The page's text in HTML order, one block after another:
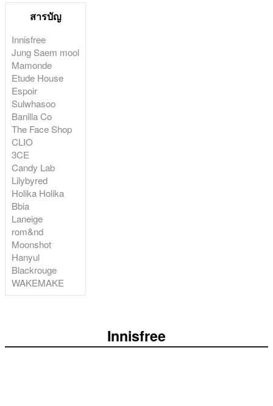
สารบัญ
Innisfree
Jung Saem mool
Mamonde
Etude House
Espoir
Sulwhasoo
Banilla Co
The Face Shop
CLIO
3CE
Candy Lab
Lilybyred
Holika Holika
Bbia
Laneige
rom&nd
Moonshot
Hanyul
Blackrouge
WAKEMAKE
Innisfree